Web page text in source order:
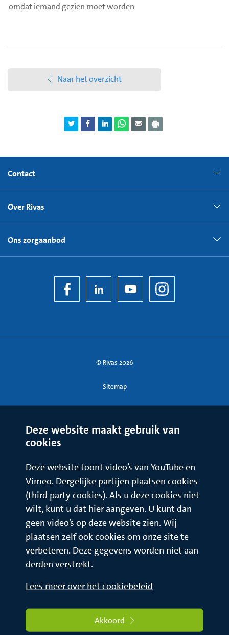
omdat iemand gezien moet worden
Naar het overzicht
Contact
Over Rivas
Ons zorgaanbod
© Rivas 2026
Sitemap
Deze website maakt gebruik van
cookies
Deze website toont video’s van YouTube en
Vimeo. Dergelijke partijen plaatsen cookies
(third party cookies). Als u deze cookies niet
wilt, kunt u dat hier aangeven. U kunt dan
geen video’s op deze website zien. Wij
plaatsen zelf ook cookies om onze site te
verbeteren. Deze gegevens worden niet aan
derden verstrekt.
Lees meer over het cookiebeleid
Akkoord